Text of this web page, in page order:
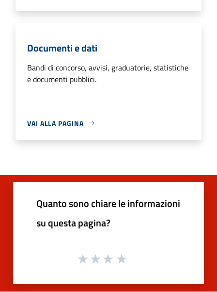
Documenti e dati
Bandi di concorso, avvisi, graduatorie, statistiche
e documenti pubblici.
VAI ALLA PAGINA
Quanto sono chiare le informazioni
su questa pagina?